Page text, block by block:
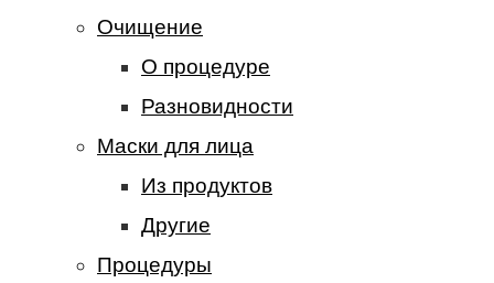
Очищение
О процедуре
Разновидности
Маски для лица
Из продуктов
Другие
Процедуры